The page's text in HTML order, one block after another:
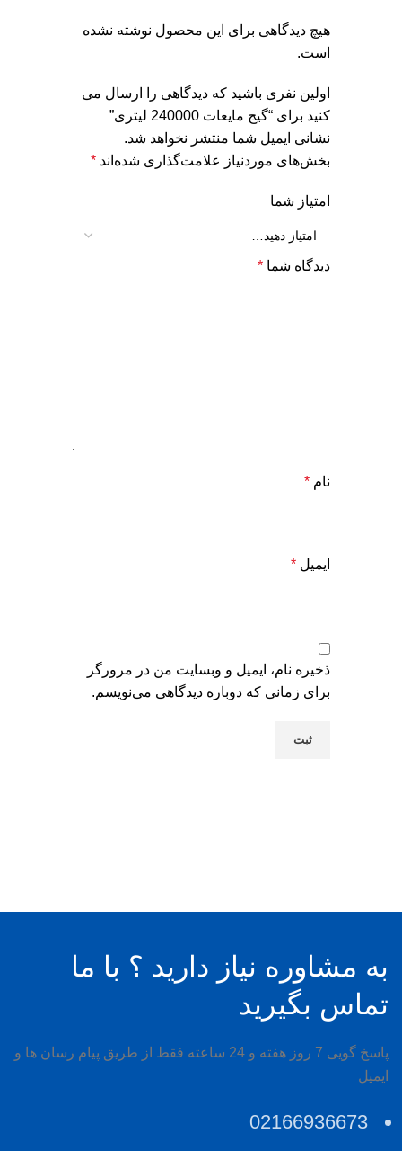
هیچ دیدگاهی برای این محصول نوشته نشده
است.
اولین نفری باشید که دیدگاهی را ارسال می
کنید برای “گیج مایعات 240000 لیتری”
نشانی ایمیل شما منتشر نخواهد شد.
بخش‌های موردنیاز علامت‌گذاری شده‌اند *
امتیاز شما
دیدگاه شما *
نام *
ایمیل *
ذخیره نام، ایمیل و وبسایت من در مرورگر
برای زمانی که دوباره دیدگاهی می‌نویسم.
به مشاوره نیاز دارید ؟ با ما
تماس بگیرید
پاسخ گویی 7 روز هفته و 24 ساعته فقط از طریق پیام رسان ها و
ایمیل
02166936673